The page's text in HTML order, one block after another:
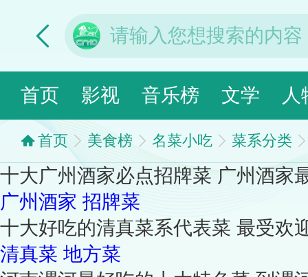
首页 影视 音乐榜 文学 人
首页 美食榜 名菜小吃 菜系分类
十大广州酒家必点招牌菜 广州酒家
广州酒家 招牌菜
十大好吃的清真菜系代表菜 最受欢
清真菜 地方菜